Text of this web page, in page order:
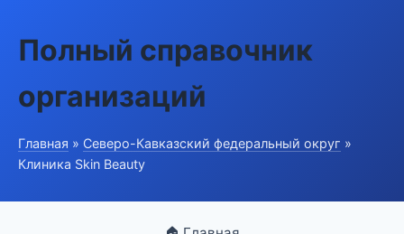
Полный справочник
организаций
Главная » Северо-Кавказский федеральный округ »
Клиника Skin Beauty